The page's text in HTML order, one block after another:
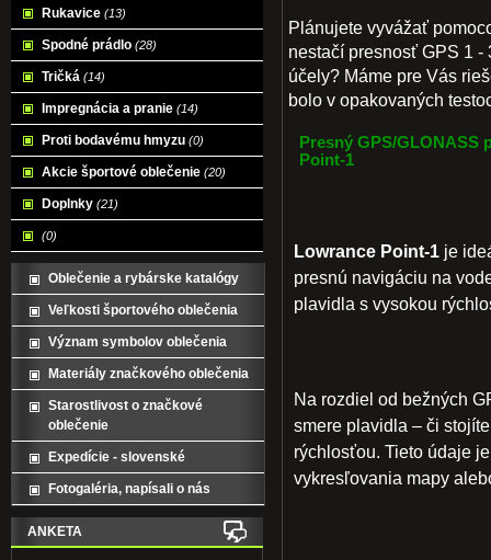
Plánujete vyvážať
nestačí presnosť GPS 1
účely? Máme pre Vás
bolo v opakovaných
Presný GPS/
Point-1
Lowrance Point-1 je
presnú navigáciu na
plavidla s vysokou
Na rozdiel od bežných
smere plavidla – či
rýchlosťou. Tieto údaje
vykresľovania mapy
Rukavice (13)
Spodné prádlo (28)
Tričká (14)
Impregnácia a pranie (14)
Proti bodavému hmyzu (0)
Akcie športové oblečenie (20)
Doplnky (21)
(0)
Oblečenie a rybárske katalógy
Veľkosti športového oblečenia
Význam symbolov oblečenia
Materiály značkového oblečenia
Starostlivost o značkové
oblečenie
Expedície - slovenské
Fotogaléria, napísali o nás
ANKETA